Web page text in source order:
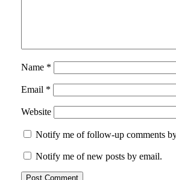
Name *
Email *
Website
Notify me of follow-up comments
Notify me of new posts by email.